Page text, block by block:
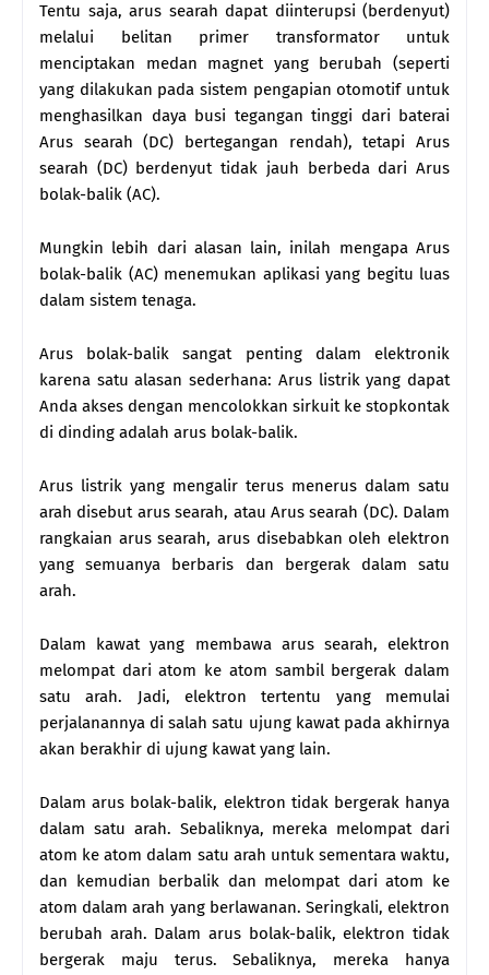
Tentu saja, arus searah dapat diinterupsi (berdenyut)
melalui belitan primer transformator untuk
menciptakan medan magnet yang berubah (seperti
yang dilakukan pada sistem pengapian otomotif untuk
menghasilkan daya busi tegangan tinggi dari baterai
Arus searah (DC) bertegangan rendah), tetapi Arus
searah (DC) berdenyut tidak jauh berbeda dari Arus
bolak-balik (AC).
Mungkin lebih dari alasan lain, inilah mengapa Arus
bolak-balik (AC) menemukan aplikasi yang begitu luas
dalam sistem tenaga.
Arus bolak-balik sangat penting dalam elektronik
karena satu alasan sederhana: Arus listrik yang dapat
Anda akses dengan mencolokkan sirkuit ke stopkontak
di dinding adalah arus bolak-balik.
Arus listrik yang mengalir terus menerus dalam satu
arah disebut arus searah, atau Arus searah (DC). Dalam
rangkaian arus searah, arus disebabkan oleh elektron
yang semuanya berbaris dan bergerak dalam satu
arah.
Dalam kawat yang membawa arus searah, elektron
melompat dari atom ke atom sambil bergerak dalam
satu arah. Jadi, elektron tertentu yang memulai
perjalanannya di salah satu ujung kawat pada akhirnya
akan berakhir di ujung kawat yang lain.
Dalam arus bolak-balik, elektron tidak bergerak hanya
dalam satu arah. Sebaliknya, mereka melompat dari
atom ke atom dalam satu arah untuk sementara waktu,
dan kemudian berbalik dan melompat dari atom ke
atom dalam arah yang berlawanan. Seringkali, elektron
berubah arah. Dalam arus bolak-balik, elektron tidak
bergerak maju terus. Sebaliknya, mereka hanya